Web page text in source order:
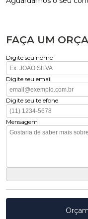
FAÇA UM
Digite seu nome
Digite seu email
Digite seu telefone
Mensagem